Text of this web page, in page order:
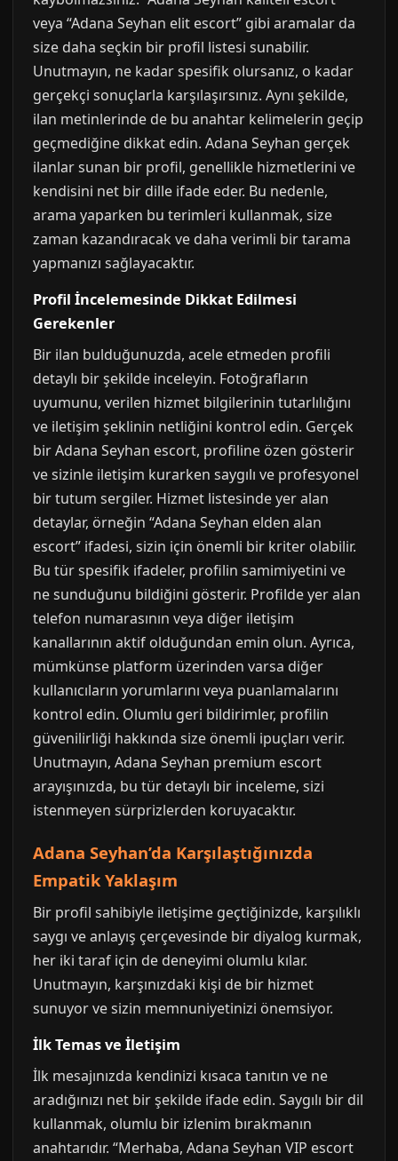
veya “Adana Seyhan elit escort” gibi aramalar da
size daha seçkin bir profil listesi sunabilir.
Unutmayın, ne kadar spesifik olursanız, o kadar
gerçekçi sonuçlarla karşılaşırsınız. Aynı şekilde,
ilan metinlerinde de bu anahtar kelimelerin geçip
geçmediğine dikkat edin. Adana Seyhan gerçek
ilanlar sunan bir profil, genellikle hizmetlerini ve
kendisini net bir dille ifade eder. Bu nedenle,
arama yaparken bu terimleri kullanmak, size
zaman kazandıracak ve daha verimli bir tarama
yapmanızı sağlayacaktır.
Profil İncelemesinde Dikkat Edilmesi
Gerekenler
Bir ilan bulduğunuzda, acele etmeden profili
detaylı bir şekilde inceleyin. Fotoğrafların
uyumunu, verilen hizmet bilgilerinin tutarlılığını
ve iletişim şeklinin netliğini kontrol edin. Gerçek
bir Adana Seyhan escort, profiline özen gösterir
ve sizinle iletişim kurarken saygılı ve profesyonel
bir tutum sergiler. Hizmet listesinde yer alan
detaylar, örneğin “Adana Seyhan elden alan
escort” ifadesi, sizin için önemli bir kriter olabilir.
Bu tür spesifik ifadeler, profilin samimiyetini ve
ne sunduğunu bildiğini gösterir. Profilde yer alan
telefon numarasının veya diğer iletişim
kanallarının aktif olduğundan emin olun. Ayrıca,
mümkünse platform üzerinden varsa diğer
kullanıcıların yorumlarını veya puanlamalarını
kontrol edin. Olumlu geri bildirimler, profilin
güvenilirliği hakkında size önemli ipuçları verir.
Unutmayın, Adana Seyhan premium escort
arayışınızda, bu tür detaylı bir inceleme, sizi
istenmeyen sürprizlerden koruyacaktır.
Adana Seyhan’da Karşılaştığınızda
Empatik Yaklaşım
Bir profil sahibiyle iletişime geçtiğinizde, karşılıklı
saygı ve anlayış çerçevesinde bir diyalog kurmak,
her iki taraf için de deneyimi olumlu kılar.
Unutmayın, karşınızdaki kişi de bir hizmet
sunuyor ve sizin memnuniyetinizi önemsiyor.
İlk Temas ve İletişim
İlk mesajınızda kendinizi kısaca tanıtın ve ne
aradığınızı net bir şekilde ifade edin. Saygılı bir dil
kullanmak, olumlu bir izlenim bırakmanın
anahtarıdır. “Merhaba, Adana Seyhan VIP escort